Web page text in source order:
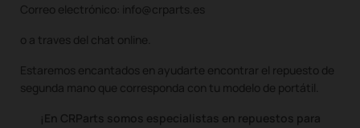
Correo electrónico: info@crparts.es
o a traves del chat online.
Estaremos encantados en ayudarte encontrar el repuesto de
segunda mano que corresponda con tu modelo de portátil.
¡En CRParts somos especialistas en repuestos para